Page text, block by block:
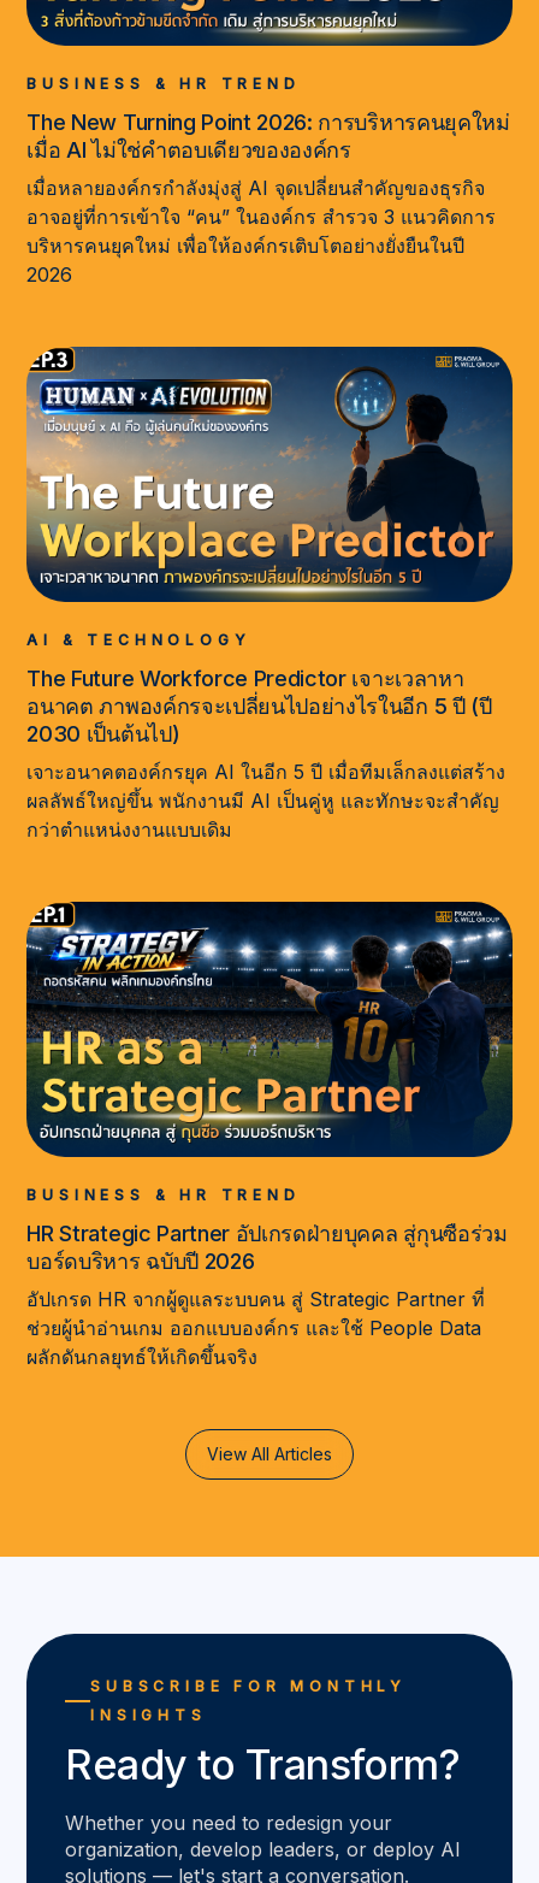
BUSINESS & HR TREND
The New Turning Point 2026: การบริหารคนยุคใหม่
เมื่อ AI ไม่ใช่คำตอบเดียวขององค์กร
เมื่อหลายองค์กรกำลังมุ่งสู่ AI จุดเปลี่ยนสำคัญของธุรกิจ
อาจอยู่ที่การเข้าใจ “คน” ในองค์กร สำรวจ 3 แนวคิดการ
บริหารคนยุคใหม่ เพื่อให้องค์กรเติบโตอย่างยั่งยืนในปี
2026
AI & TECHNOLOGY
The Future Workforce Predictor เจาะเวลาหา
อนาคต ภาพองค์กรจะเปลี่ยนไปอย่างไรในอีก 5 ปี (ปี
2030 เป็นต้นไป)
เจาะอนาคตองค์กรยุค AI ในอีก 5 ปี เมื่อทีมเล็กลงแต่สร้าง
ผลลัพธ์ใหญ่ขึ้น พนักงานมี AI เป็นคู่หู และทักษะจะสำคัญ
กว่าตำแหน่งงานแบบเดิม
BUSINESS & HR TREND
HR Strategic Partner อัปเกรดฝ่ายบุคคล สู่กุนซือร่วม
บอร์ดบริหาร ฉบับปี 2026
อัปเกรด HR จากผู้ดูแลระบบคน สู่ Strategic Partner ที่
ช่วยผู้นำอ่านเกม ออกแบบองค์กร และใช้ People Data
ผลักดันกลยุทธ์ให้เกิดขึ้นจริง
View All Articles
SUBSCRIBE FOR MONTHLY
INSIGHTS
Ready to Transform?
Whether you need to redesign your
organization, develop leaders, or deploy AI
solutions — let's start a conversation.